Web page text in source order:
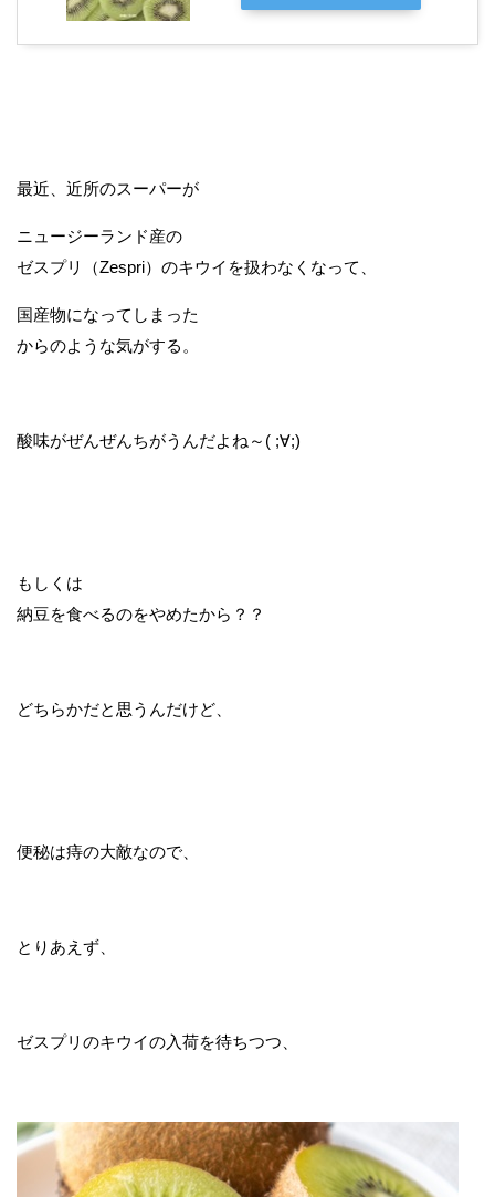
最近、近所のスーパーが
ニュージーランド産の
ゼスプリ（Zespri）のキウイを扱わなくなって、
国産物になってしまった
からのような気がする。
酸味がぜんぜんちがうんだよね～( ;∀;)
もしくは
納豆を食べるのをやめたから？？
どちらかだと思うんだけど、
便秘は痔の大敵なので、
とりあえず、
ゼスプリのキウイの入荷を待ちつつ、